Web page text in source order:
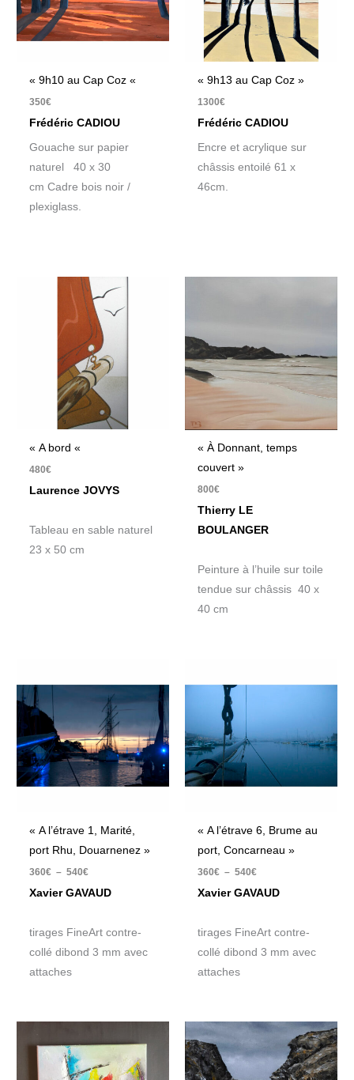
« 9h10 au Cap Coz «
350€
Frédéric CADIOU
Gouache sur papier
naturel 40 x 30
cm Cadre bois noir /
plexiglass.
« 9h13 au Cap Coz »
1300€
Frédéric CADIOU
Encre et acrylique sur
châssis entoilé 61 x
46cm.
« A bord «
480€
Laurence JOVYS
Tableau en sable naturel
23 x 50 cm
« À Donnant, temps
couvert »
800€
Thierry LE
BOULANGER
Peinture à l’huile sur toile
tendue sur châssis 40 x
40 cm
« A l’étrave 1, Marité,
port Rhu, Douarnenez »
360€ – 540€
prix :
360€
540€
Xavier GAVAUD
tirages FineArt contre-
collé dibond 3 mm avec
attaches
« A l’étrave 6, Brume au
port, Concarneau »
360€ – 540€
Xavier GAVAUD
tirages FineArt contre-
collé dibond 3 mm avec
attaches
initial
était :
actuel
est :